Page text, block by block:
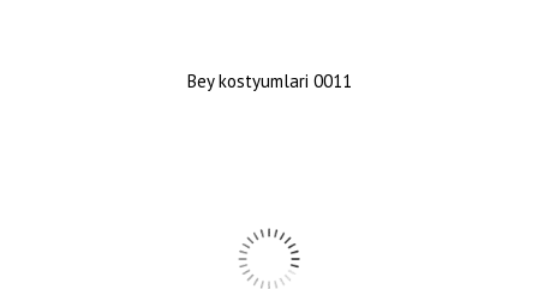
Bey kostyumlari 0011